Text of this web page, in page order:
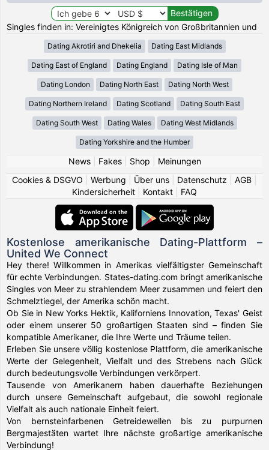
Singles finden in: Vereinigtes Königreich von Großbritannien und
Dating Akrotiri and Dhekelia Dating East Midlands
Dating East of England Dating England Dating Isle of Man
Dating London Dating North East Dating North West
Dating Northern Ireland Dating Scotland Dating South East
Dating South West Dating Wales Dating West Midlands
Dating Yorkshire and the Humber
News| Fakes| Shop
Meinungen
Cookies & DSGVO
Werbung Über uns Datenschutz AGB
Kindersicherheit
Kontakt FAQ
Kostenlose amerikanische Dating-Plattform –
United We Connect
Hey there! Willkommen in Amerikas vielfältigster Gemeinschaft
für echte Verbindungen. States-dating.com bringt amerikanische
Singles von Meer zu strahlendem Meer zusammen und feiert den
Schmelztiegel, der Amerika schön macht.
Ob Sie in New Yorks Hektik, Kaliforniens Innovation, Texas' Geist
oder einem unserer 50 großartigen Staaten sind – finden Sie
kompatible Amerikaner, die Ihre Werte und Träume teilen.
Erleben Sie unsere völlig kostenlose Plattform, die amerikanische
Werte der Gelegenheit, Vielfalt und des Strebens nach Glück
durch bedeutungsvolle Verbindungen verkörpert.
Tausende von Amerikanern haben dauerhafte Beziehungen
durch unsere Gemeinschaft aufgebaut, die sowohl regionale
Vielfalt als auch nationale Einheit feiert.
Von bernsteinfarbenen Getreidewellen bis zu purpurnen
Bergmajestäten wartet Ihre nächste großartige amerikanische
Verbindung!